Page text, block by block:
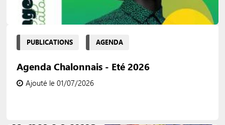
PUBLICATIONS AGENDA
Agenda Chalonnais - Eté 2026
Ajouté le 01/07/2026